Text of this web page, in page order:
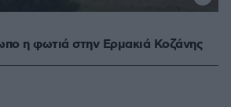
η φωτιά στην Ερμακιά Κοζάνης